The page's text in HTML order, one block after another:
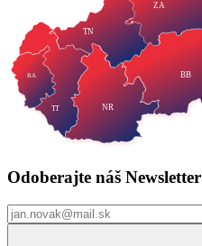
TT NR
TN
ZA
BB
BA
Odoberajte náš Newsletter